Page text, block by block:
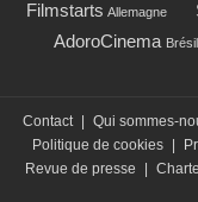
Filmstarts Allemagne
AdoroCinema Brésil
Contact Qui sommes-
Politique de cookies
Revue de presse